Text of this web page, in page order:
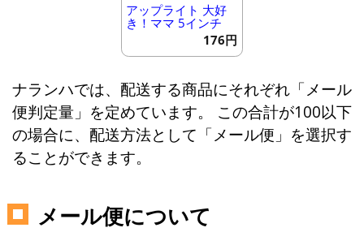
アップライト 大好
き！ママ 5インチ
176円
ナランハでは、配送する商品にそれぞれ「メール
便判定量」を定めています。 この合計が100以下
の場合に、配送方法として「メール便」を選択す
ることができます。
メール便について